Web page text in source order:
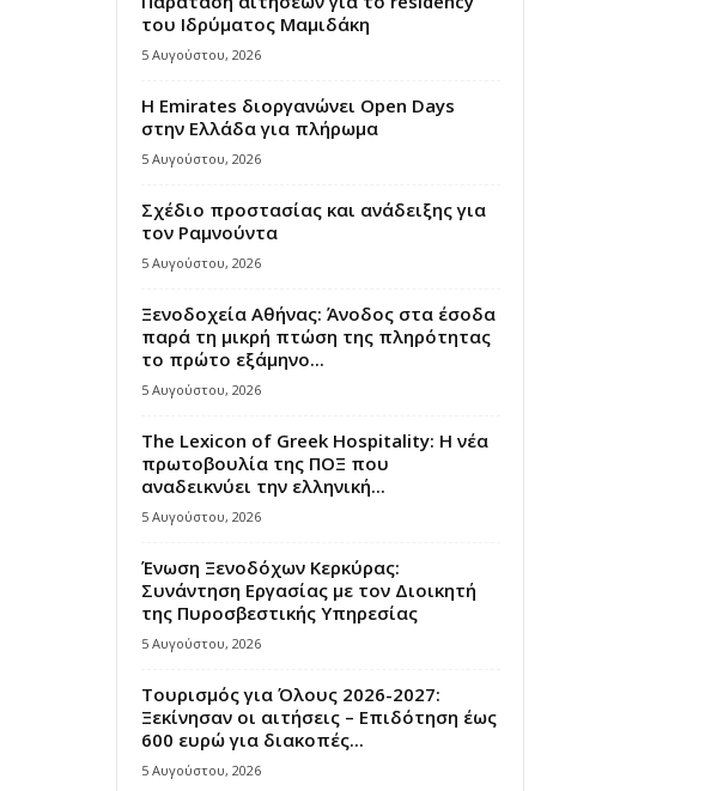
του Ιδρύματος Μαμιδάκη
5 Αυγούστου, 2026
Η Emirates διοργανώνει Open Days
στην Ελλάδα για πλήρωμα
5 Αυγούστου, 2026
Σχέδιο προστασίας και ανάδειξης για
τον Ραμνούντα
5 Αυγούστου, 2026
Ξενοδοχεία Αθήνας: Άνοδος στα έσοδα
παρά τη μικρή πτώση της πληρότητας
το πρώτο εξάμηνο...
5 Αυγούστου, 2026
The Lexicon of Greek Hospitality: Η νέα
πρωτοβουλία της ΠΟΞ που
αναδεικνύει την ελληνική...
5 Αυγούστου, 2026
Ένωση Ξενοδόχων Κερκύρας:
Συνάντηση Εργασίας με τον Διοικητή
της Πυροσβεστικής Υπηρεσίας
5 Αυγούστου, 2026
Τουρισμός για Όλους 2026-2027:
Ξεκίνησαν οι αιτήσεις – Επιδότηση έως
600 ευρώ για διακοπές...
5 Αυγούστου, 2026